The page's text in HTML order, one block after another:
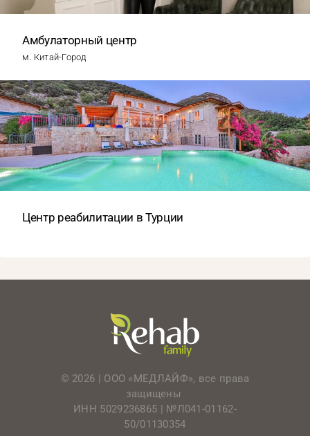
Амбулаторный центр
м. Китай-Город
Центр реабилитации в Турции
© 2026 | ООО «МЕДЛАЙФ», все права
защищены
ИНН 5029236865 | №Л041-01162-
50/01130354